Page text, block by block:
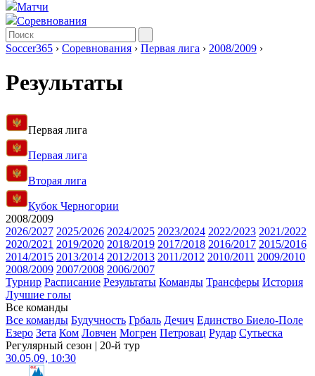
Матчи
Соревнования
Soccer365 › Соревнования › Первая лига › 2008/2009 ›
Результаты
Первая лига
Первая лига
Вторая лига
Кубок Черногории
2008/2009
2026/2027 2025/2026 2024/2025 2023/2024 2022/2023 2021/2022
2020/2021 2019/2020 2018/2019 2017/2018 2016/2017 2015/2016
2014/2015 2013/2014 2012/2013 2011/2012 2010/2011 2009/2010
2008/2009 2007/2008 2006/2007
Турнир Расписание Результаты Команды Трансферы История
Лучшие голы
Все команды
Все команды Будучность Грбаль Дечич Единство Биело-Поле
Езеро Зета Ком Ловчен Могрен Петровац Рудар Сутьеска
Регулярный сезон | 20-й тур
30.05.09, 10:30